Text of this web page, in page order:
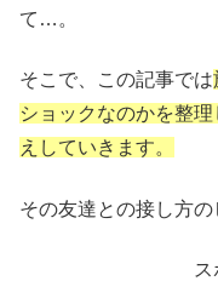
て…。
そこで、この記事では
ショックなのかを整
えしていきます。
その友達との接し方の